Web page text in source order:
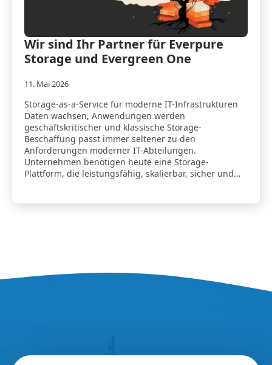
Wir sind Ihr Partner für Everpure
Storage und Evergreen One
11. Mai 2026
Storage-as-a-Service für moderne IT-Infrastrukturen
Daten wachsen, Anwendungen werden
geschäftskritischer und klassische Storage-
Beschaffung passt immer seltener zu den
Anforderungen moderner IT-Abteilungen.
Unternehmen benötigen heute eine Storage-
Plattform, die leistungsfähig, skalierbar, sicher und…